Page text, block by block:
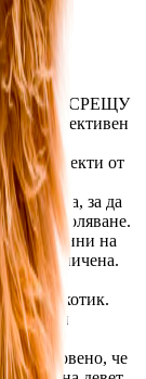
СРЕЩУ
е ефективен
като
ефекти от
на рак.
конопа, за да
заболяване.
те години на
ограничена.
за
наркотик.
въпреки
е установено, че